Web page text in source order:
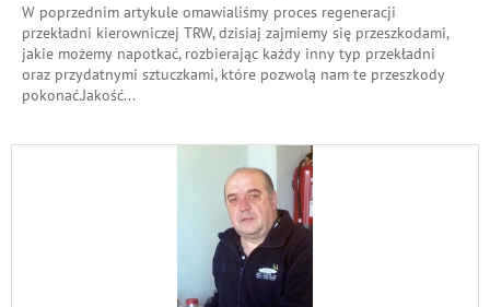
W poprzednim artykule omawialiśmy proces regeneracji
przekładni kierowniczej TRW, dzisiaj zajmiemy się przeszkodami,
jakie możemy napotkać, rozbierając każdy inny typ przekładni
oraz przydatnymi sztuczkami, które pozwolą nam te przeszkody
pokonać.Jakość...